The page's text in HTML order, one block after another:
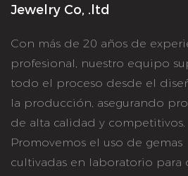
Jewelry Co, .ltd
Con más de 20 años de
profesional, nuestro equipo
todo el proceso desde el
la producción, asegurando
de alta calidad y competitivos.
Promovemos el uso de gemas
cultivadas en laboratorio para